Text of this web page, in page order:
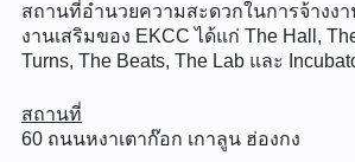
สถานที่อำนวยความสะดวกในการจ้างง
งานเสริมของ EKCC ได้แก่ The Hall,
Turns, The Beats, The Lab และ
สถานที่
60 ถนนหงาเตาก๊อก เกาลูน ฮ่องกง